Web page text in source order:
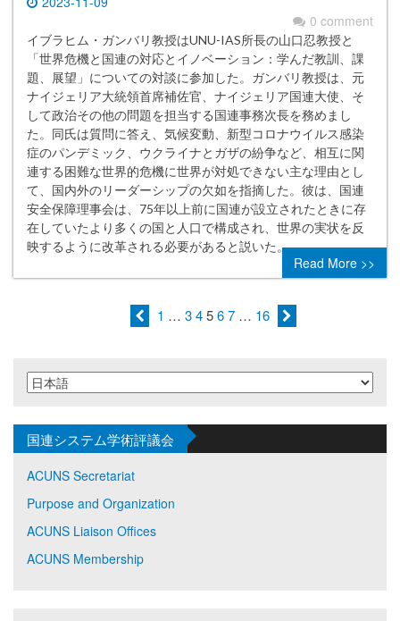
0 comment
イブラヒム・ガンバリ教授はUNU-IAS所長の山口忍教授と
「世界危機と国連の対応とイノベーション：学んだ教訓、課
題、展望」についての対談に参加した。ガンバリ教授は、元
ナイジェリア大統領首席補佐官、ナイジェリア国連大使、そ
して政治その他の問題を担当する国連事務次長を務めまし
た。同氏は質問に答え、気候変動、新型コロナウイルス感染
症のパンデミック、ウクライナとガザの紛争など、相互に関
連する困難な世界的危機に世界が対処できない主な理由とし
て、国内外のリーダーシップの欠如を指摘した。彼は、国連
安全保障理事会は、75年以上前に国連が設立されたときに存
在していたより多くの国と人口で構成され、世界の実状を反
映するように改革される必要があると説いた。
Read More >>
1 … 34567 … 16
国連システム学術評議会
ACUNS Secretariat
Purpose and Organization
ACUNS Liaison Offices
ACUNS Membership